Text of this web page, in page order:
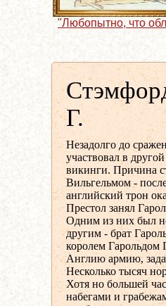
"Любопытно, что
Г.
Незадолго до
участвовал в
викинги. Причина
Вильгельмом -
английский трон
Престол занял
Одним из них был
другим - брат
королем Гарольдом
Англию армию,
Несколько тысяч
Хотя но большей
набегами и